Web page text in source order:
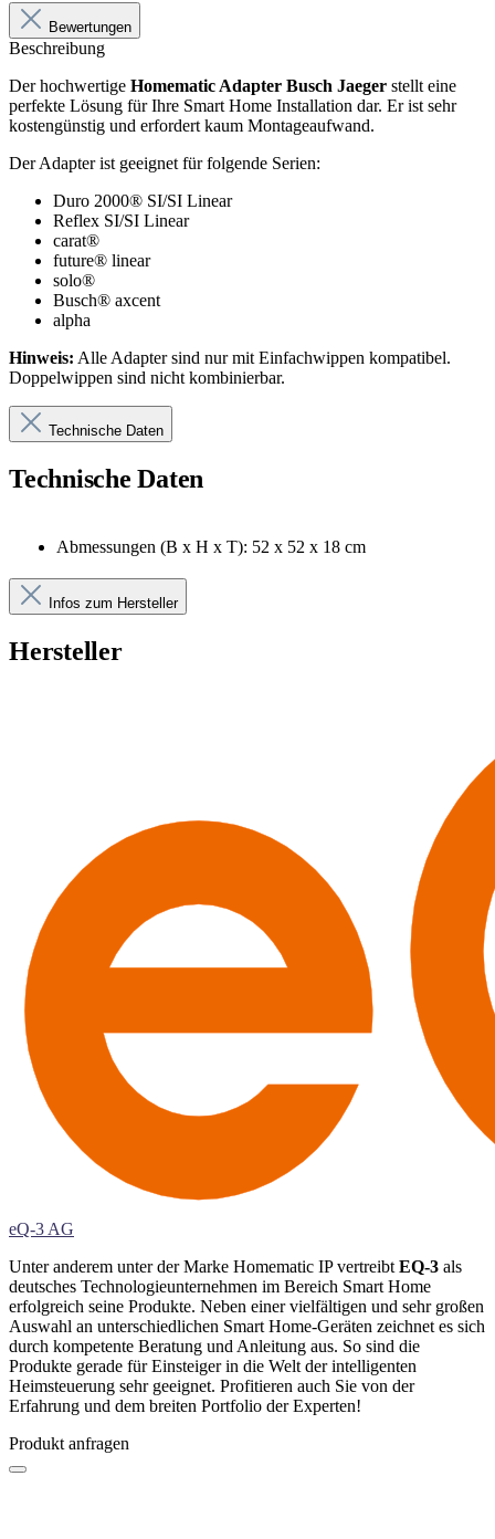
Bewertungen
Beschreibung
Der hochwertige Homematic Adapter Busch Jaeger stellt eine
perfekte Lösung für Ihre Smart Home Installation dar. Er ist sehr
kostengünstig und erfordert kaum Montageaufwand.
Der Adapter ist geeignet für folgende Serien:
Duro 2000® SI/SI Linear
Reflex SI/SI Linear
carat®
future® linear
solo®
Busch® axcent
alpha
Hinweis: Alle Adapter sind nur mit Einfachwippen kompatibel.
Doppelwippen sind nicht kombinierbar.
Technische Daten
Technische Daten
Abmessungen (B x H x T): 52 x 52 x 18 cm
Infos zum Hersteller
Hersteller
eQ-3 AG
Unter anderem unter der Marke Homematic IP vertreibt EQ-3 als
deutsches Technologieunternehmen im Bereich Smart Home
erfolgreich seine Produkte. Neben einer vielfältigen und sehr großen
Auswahl an unterschiedlichen Smart Home-Geräten zeichnet es sich
durch kompetente Beratung und Anleitung aus. So sind die
Produkte gerade für Einsteiger in die Welt der intelligenten
Heimsteuerung sehr geeignet. Profitieren auch Sie von der
Erfahrung und dem breiten Portfolio der Experten!
Produkt anfragen